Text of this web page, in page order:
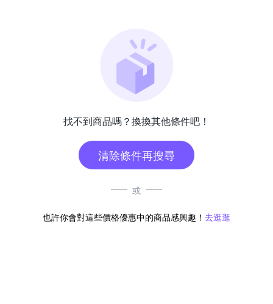
找不到商品嗎？換換其他條件吧！
清除條件再搜尋
或
也許你會對這些價格優惠中的商品感興趣！ 去逛逛